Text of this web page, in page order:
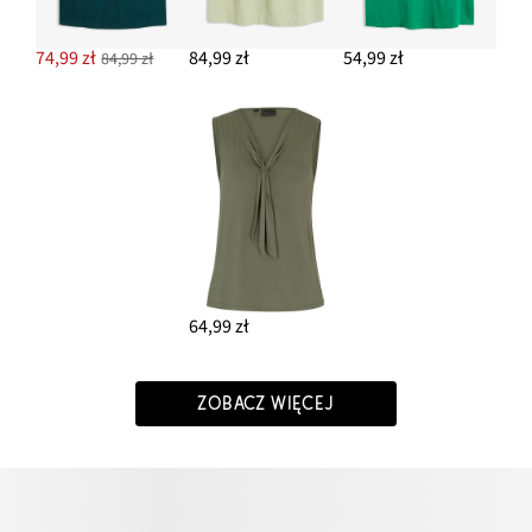
74,99 zł 84,99 zł 84,99 zł 54,99 zł
64,99 zł
ZOBACZ WIĘCEJ